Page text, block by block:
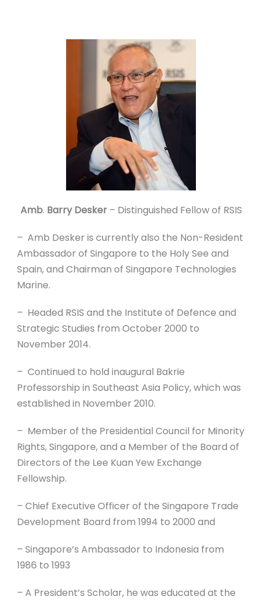
Amb. Barry Desker – Distinguished Fellow of RSIS
– Amb Desker is currently also the Non-Resident
Ambassador of Singapore to the Holy See and
Spain, and Chairman of Singapore Technologies
Marine.
– Headed RSIS and the Institute of Defence and
Strategic Studies from October 2000 to
November 2014.
– Continued to hold inaugural Bakrie
Professorship in Southeast Asia Policy, which was
established in November 2010.
– Member of the Presidential Council for Minority
Rights, Singapore, and a Member of the Board of
Directors of the Lee Kuan Yew Exchange
Fellowship.
– Chief Executive Officer of the Singapore Trade
Development Board from 1994 to 2000 and
– Singapore’s Ambassador to Indonesia from
1986 to 1993
– A President’s Scholar, he was educated at the